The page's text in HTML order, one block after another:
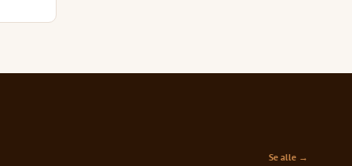
Se alle →